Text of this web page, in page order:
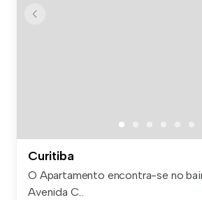
Curitiba
O Apartamento encontra-se no
Avenida C...